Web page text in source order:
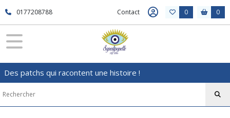
0177208788 Contact 0 0
Des patchs qui racontent une histoire !